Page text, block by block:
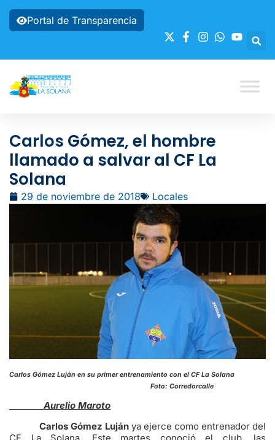
Portal de Transparencia
Carlos Gómez, el hombre
llamado a salvar al CF La
Solana
29 de noviembre de 2018 Locales
Carlos Gómez Luján en su primer entrenamiento con el CF La Solana
Foto: Corredorcalle
Aurelio Maroto
Carlos Gómez Lujánya ejerce como entrenador del